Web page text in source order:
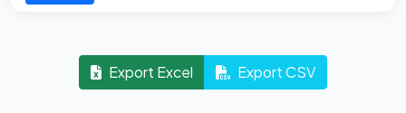
Export Excel Export CSV